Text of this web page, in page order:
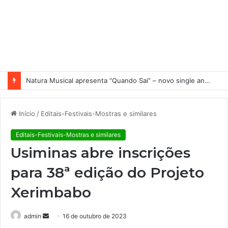
Natura Musical apresenta “Quando Sai” – novo single antecipa estreia do primeiro álbum solo de Elisa Maia
Início / Editais-Festivais-Mostras e similares
Editais-Festivais-Mostras e similares
Usiminas abre inscrições
para 38ª edição do Projeto
Xerimbabo
admin 16 de outubro de 2023